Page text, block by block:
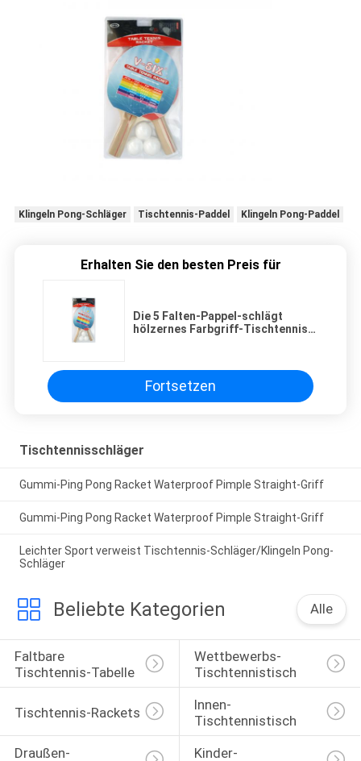
Klingeln Pong-Schläger Tischtennis-Paddel Klingeln Pong-Paddel
Erhalten Sie den besten Preis für
Die 5 Falten-Pappel-schlägt
hölzernes Farbgriff-Tischtennis
Fortsetzen
Tischtennisschläger
Gummi-Ping Pong Racket Waterproof Pimple Straight-Griff
Gummi-Ping Pong Racket Waterproof Pimple Straight-Griff
Leichter Sport verweist Tischtennis-Schläger/Klingeln Pong-
Schläger
Beliebte Kategorien Alle
Faltbare
Tischtennis-Tabelle
Wettbewerbs-
Tischtennistisch
Tischtennis-Rackets
Innen-
Tischtennistisch
Draußen-
Kinder-